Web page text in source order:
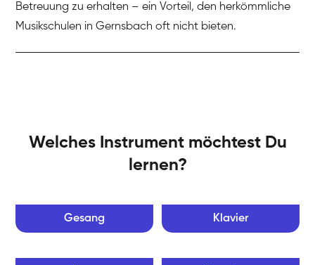
Betreuung zu erhalten – ein Vorteil, den herkömmliche
Musikschulen in Gernsbach oft nicht bieten.
Welches Instrument möchtest Du
lernen?
Gesang Klavier